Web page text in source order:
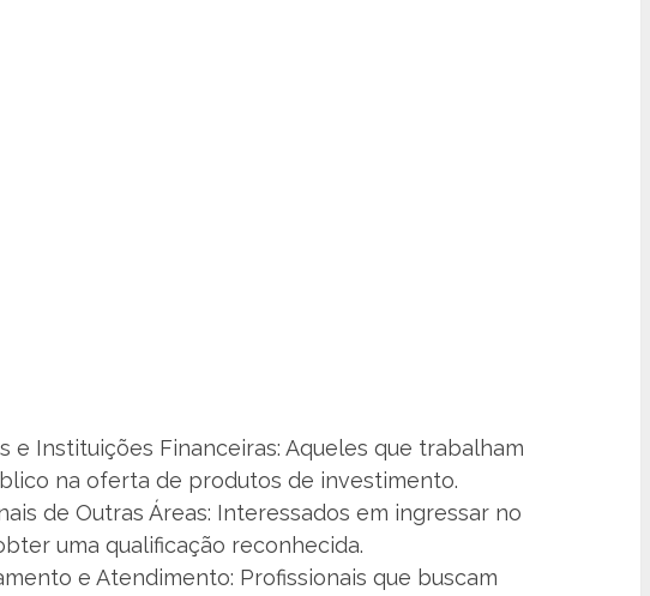
e Instituições Financeiras: Aqueles que trabalham
na oferta de produtos de investimento.
de Outras Áreas: Interessados em ingressar no
uma qualificação reconhecida.
e Atendimento: Profissionais que buscam